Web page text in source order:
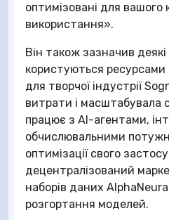
оптимізовані для вашого
використання».
Він також зазначив деякі
користуються
для творчої індустрії
витрати і масштабувала
працює з AI-агентами,
обчислювальними
оптимізації свого
децентралізований
наборів даних
розгортання моделей.